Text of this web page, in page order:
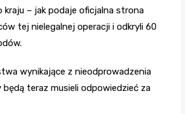
– jak podaje oficjalna strona
tej nielegalnej operacji i odkryli 60
wynikające z nieodprowadzenia
będą teraz musieli odpowiedzieć za